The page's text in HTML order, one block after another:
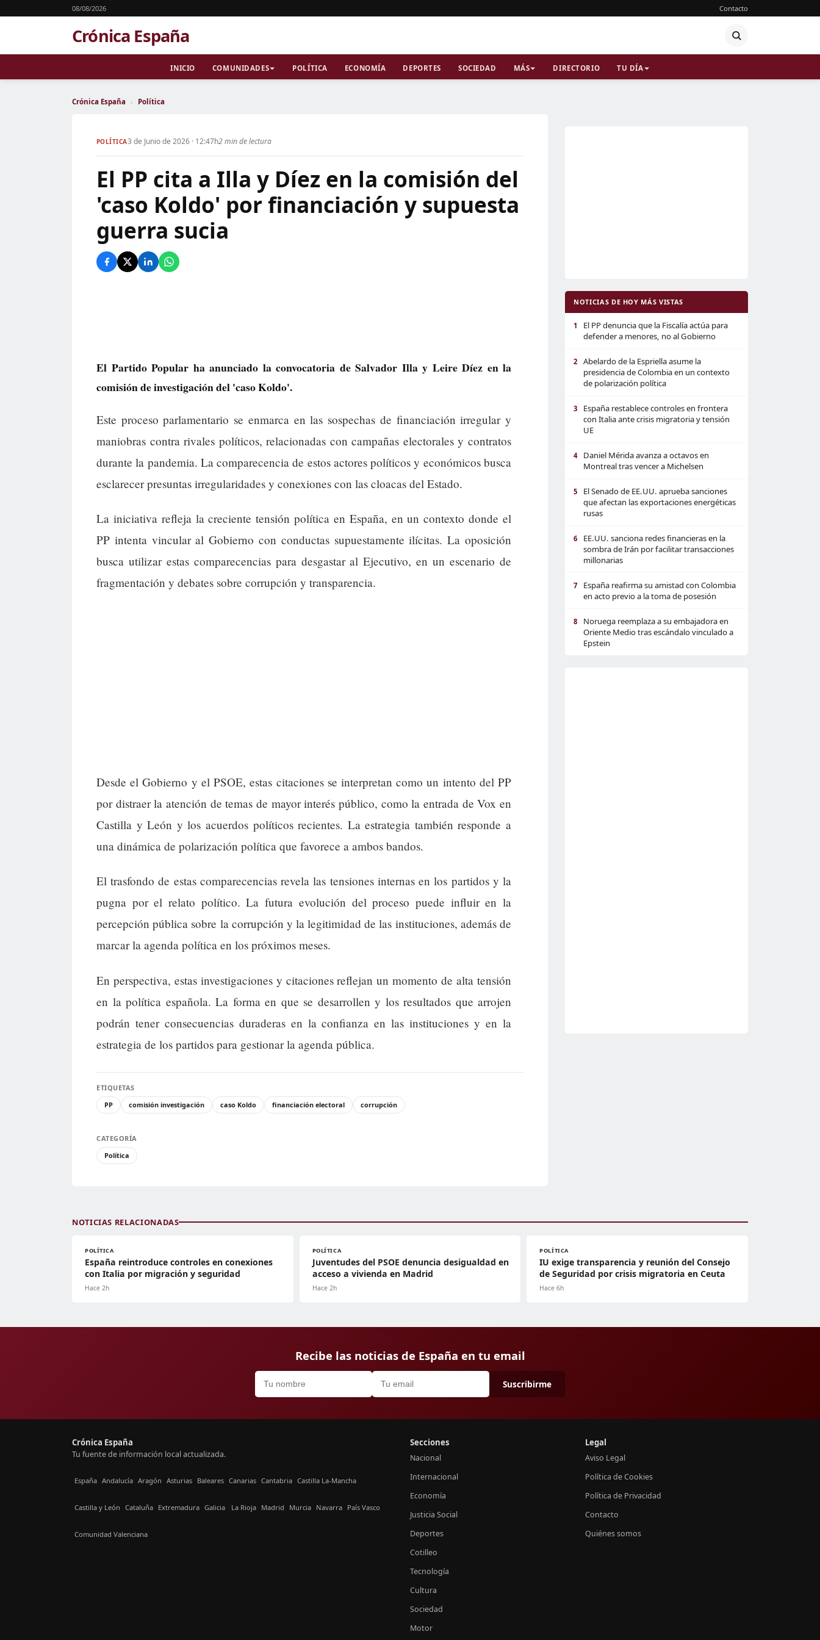
08/08/2026 Contacto
Crónica España
INICIO COMUNIDADES POLÍTICA ECONOMÍA DEPORTES SOCIEDAD MÁS DIRECTORIO TU DÍA
Crónica España › Política
POLÍTICA3 de Junio de 2026 · 12:47h2 min de lectura
El PP cita a Illa y Díez en la comisión del
'caso Koldo' por financiación y supuesta
guerra sucia
El Partido Popular ha anunciado la convocatoria de Salvador Illa y Leire Díez en la
comisión de investigación del 'caso Koldo'.
Este proceso parlamentario se enmarca en las sospechas de financiación irregular y
maniobras contra rivales políticos, relacionadas con campañas electorales y contratos
durante la pandemia. La comparecencia de estos actores políticos y económicos busca
esclarecer presuntas irregularidades y conexiones con las cloacas del Estado.
La iniciativa refleja la creciente tensión política en España, en un contexto donde el
PP intenta vincular al Gobierno con conductas supuestamente ilícitas. La oposición
busca utilizar estas comparecencias para desgastar al Ejecutivo, en un escenario de
fragmentación y debates sobre corrupción y transparencia.
Desde el Gobierno y el PSOE, estas citaciones se interpretan como un intento del PP
por distraer la atención de temas de mayor interés público, como la entrada de Vox en
Castilla y León y los acuerdos políticos recientes. La estrategia también responde a
una dinámica de polarización política que favorece a ambos bandos.
El trasfondo de estas comparecencias revela las tensiones internas en los partidos y la
pugna por el relato político. La futura evolución del proceso puede influir en la
percepción pública sobre la corrupción y la legitimidad de las instituciones, además de
marcar la agenda política en los próximos meses.
En perspectiva, estas investigaciones y citaciones reflejan un momento de alta tensión
en la política española. La forma en que se desarrollen y los resultados que arrojen
podrán tener consecuencias duraderas en la confianza en las instituciones y en la
estrategia de los partidos para gestionar la agenda pública.
ETIQUETAS
PP
comisión investigación caso Koldo financiación electoral corrupción
CATEGORÍA
Política
NOTICIAS DE HOY MÁS VISTAS
1
El PP denuncia que la Fiscalía actúa para
defender a menores, no al Gobierno
2
Abelardo de la Espriella asume la
presidencia de Colombia en un contexto
de polarización política
3
España restablece controles en frontera
con Italia ante crisis migratoria y tensión
UE
4
Daniel Mérida avanza a octavos en
Montreal tras vencer a Michelsen
5
El Senado de EE.UU. aprueba sanciones
que afectan las exportaciones energéticas
rusas
6
EE.UU. sanciona redes financieras en la
sombra de Irán por facilitar transacciones
millonarias
7
España reafirma su amistad con Colombia
en acto previo a la toma de posesión
8
Noruega reemplaza a su embajadora en
Oriente Medio tras escándalo vinculado a
Epstein
NOTICIAS RELACIONADAS
POLÍTICA
España reintroduce controles en conexiones
con Italia por migración y seguridad
Hace 2h
POLÍTICA
Juventudes del PSOE denuncia desigualdad en
acceso a vivienda en Madrid
Hace 2h
POLÍTICA
IU exige transparencia y reunión del Consejo
de Seguridad por crisis migratoria en Ceuta
Hace 6h
Recibe las noticias de España en tu email
Suscribirme
Crónica España
Tu fuente de información local actualizada.
España Andalucía Aragón Asturias Baleares Canarias Cantabria Castilla La-Mancha
Castilla y León Cataluña Extremadura Galicia La Rioja Madrid Murcia Navarra País Vasco
Comunidad Valenciana
Secciones
Nacional
Internacional
Economía
Justicia Social
Deportes
Cotilleo
Tecnología
Cultura
Sociedad
Motor
Legal
Aviso Legal
Política de Cookies
Política de Privacidad
Contacto
Quiénes somos